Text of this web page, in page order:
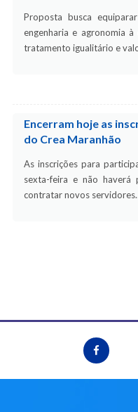
Proposta busca
engenharia e agronomia
tratamento igualitário e
Encerram hoje as
do Crea Maranhão
As inscrições para
sexta-feira e não haverá
contratar novos